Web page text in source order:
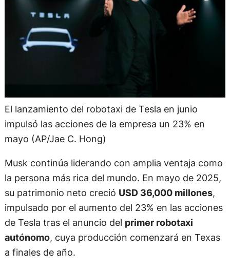
El lanzamiento del robotaxi de Tesla en junio
impulsó las acciones de la empresa un 23% en
mayo (AP/Jae C. Hong)
Musk continúa liderando con amplia ventaja como
la persona más rica del mundo. En mayo de 2025,
su patrimonio neto creció USD 36,000 millones,
impulsado por el aumento del 23% en las acciones
de Tesla tras el anuncio del primer robotaxi
autónomo, cuya producción comenzará en Texas
a finales de año.